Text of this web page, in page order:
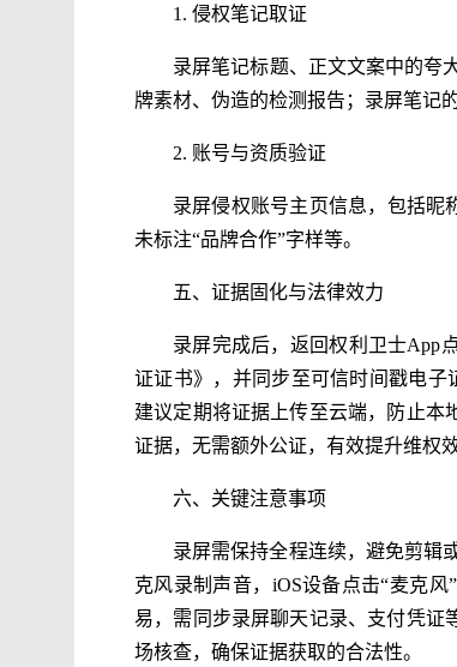
1. 侵权笔记取证
录屏笔记标题、正文文案中的夸
牌素材、伪造的检测报告；录屏笔记
2. 账号与资质验证
录屏侵权账号主页信息，包括昵
未标注“品牌合作”字样等。
五、证据固化与法律效力
录屏完成后，返回权利卫士App
证证书》，并同步至可信时间戳电子
建议定期将证据上传至云端，防止本
证据，无需额外公证，有效提升维权效
六、关键注意事项
录屏需保持全程连续，避免剪辑
克风录制声音，iOS设备点击“麦克
易，需同步录屏聊天记录、支付凭证
场核查，确保证据获取的合法性。